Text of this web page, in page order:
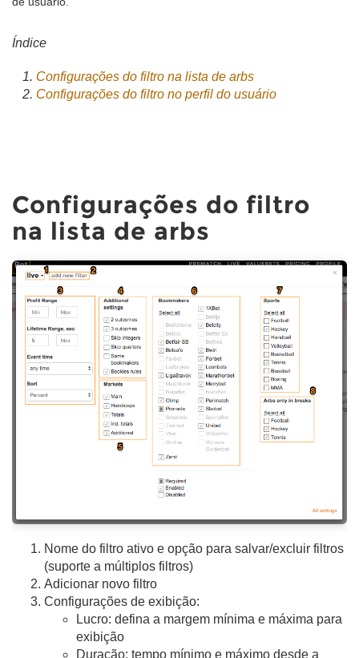
Índice
Configurações do filtro na lista de arbs
Configurações do filtro no perfil do usuário
Configurações do filtro
na lista de arbs
Nome do filtro ativo e opção para salvar/excluir filtros
(suporte a múltiplos filtros)
Adicionar novo filtro
Configurações de exibição:
Lucro: defina a margem mínima e máxima para
exibição
Duração: tempo mínimo e máximo desde a